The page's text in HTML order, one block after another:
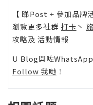
【 睇Post + 參加品牌
瀏覽更多社群 打卡 丶
攻略及 活動情報
U Blog開咗WhatsApp
Follow 我哋 ！